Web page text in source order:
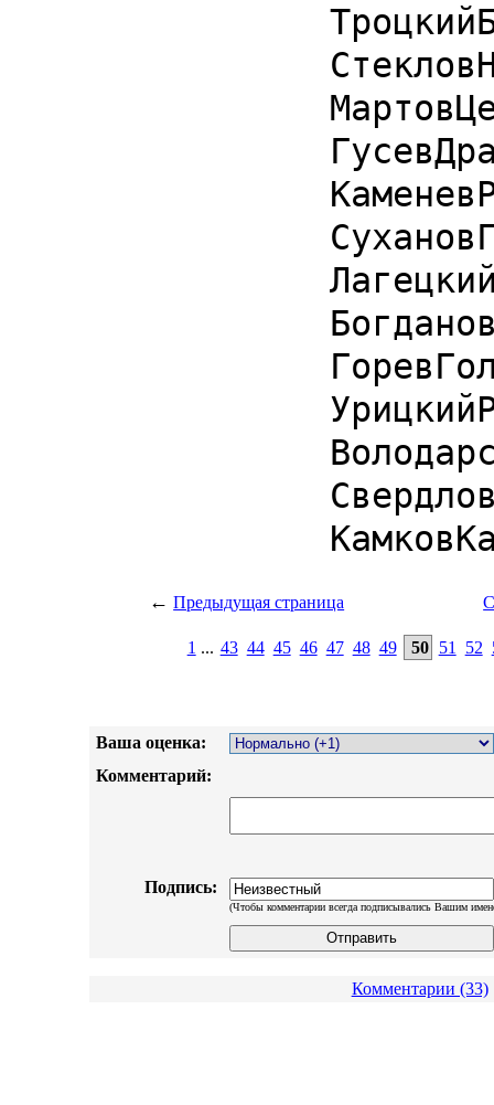
← Предыдущая страница
1 ... 43 44 45 46 47 48 49 50 51 52
Ваша оценка:
Комментарий:
Подпись:
(Чтобы комментарии всегда подписывались Вашим
Комментарии (33)